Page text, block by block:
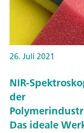
26. Juli 2021
NIR-
der
Das ideale